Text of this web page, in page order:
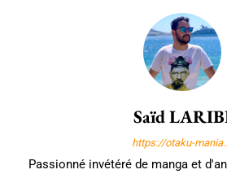
Saïd
https://otaku-
Passionné invétéré de manga et